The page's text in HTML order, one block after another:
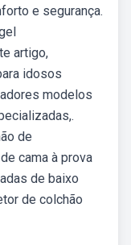
e segurança.
artigo,
idosos
modelos
de
cama à prova
de baixo
de colchão